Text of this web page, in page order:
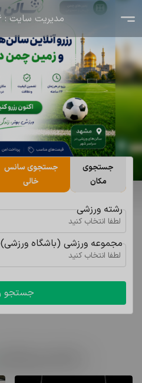
مدیریت سایت : 09155046696
جستجوی
مکان
جستجوی سانس
خالی
رشته ورزشی
لطفا انتخاب کنید
مجموعه ورزشی (باشگاه ورزشی)
لطفا انتخاب کنید